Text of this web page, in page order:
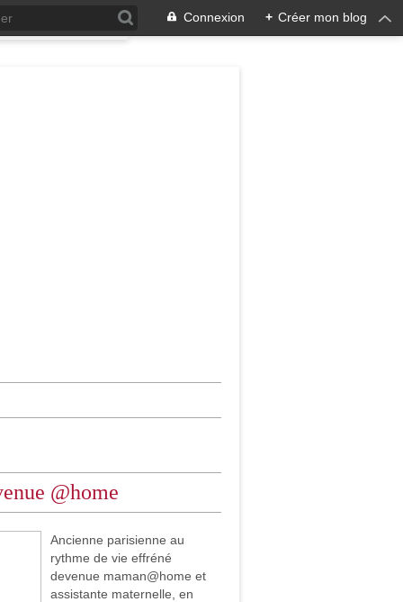
Connexion + Créer mon blog
@home
Ancienne parisienne au
rythme de vie effréné
devenue maman@home et
assistante maternelle, en